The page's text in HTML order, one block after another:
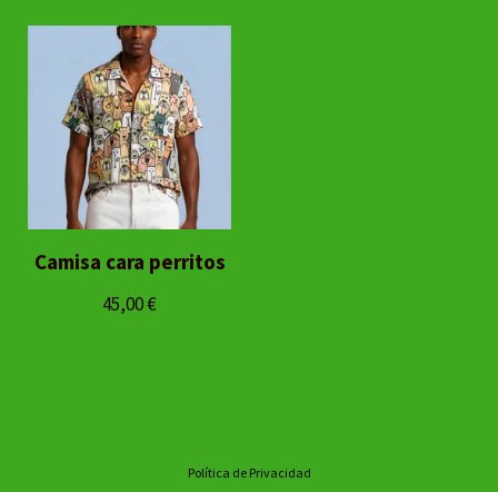
Camisa cara perritos
45,00€
Política de Privacidad